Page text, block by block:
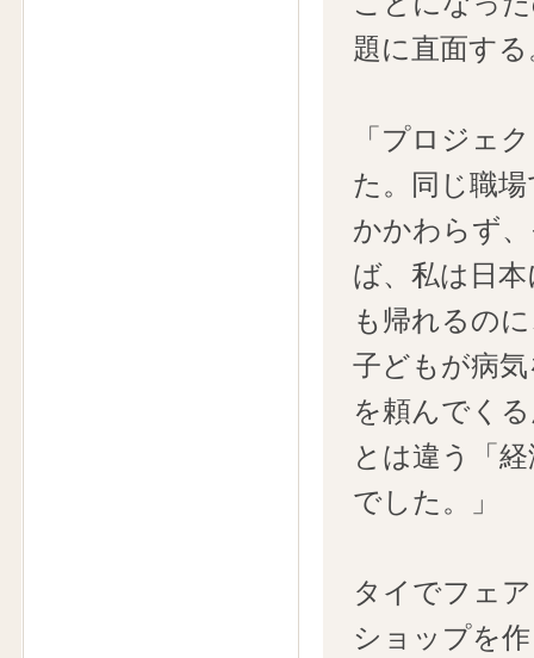
題に直面する
「プロジェ
た。同じ職
かかわらず
ば、私は日
も帰れるの
子どもが病
を頼んでく
とは違う「
でした。」
タイでフェ
ショップを